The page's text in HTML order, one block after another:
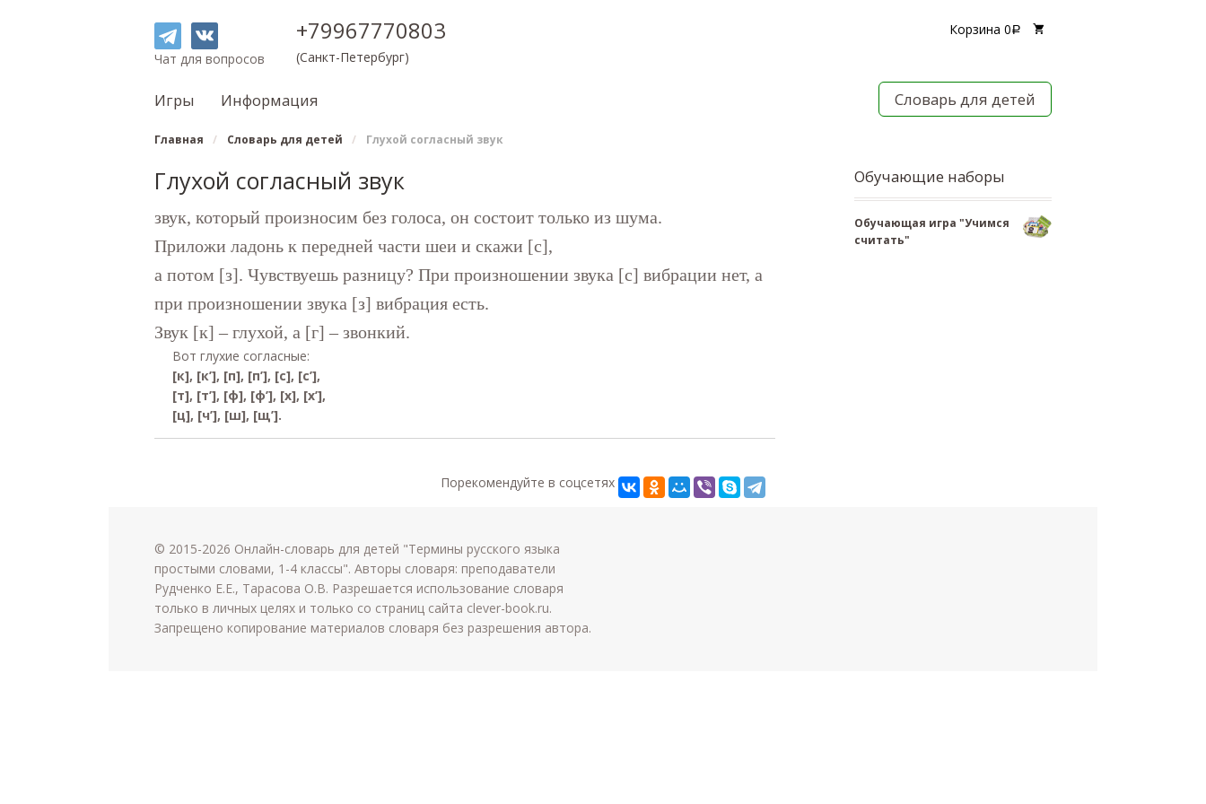
Чат для вопросов
+79967770803
(Санкт-Петербург)
Корзина0 Р
Игры Информация Словарь для детей
Главная / Словарь для детей / Глухой согласный звук
Глухой согласный звук
звук, который произносим без голоса, он состоит только из шума.
Приложи ладонь к передней части шеи и скажи [с],
а потом [з]. Чувствуешь разницу? При произношении звука [с] вибрации нет, а
при произношении звука [з] вибрация есть.
Звук [к] – глухой, а [г] – звонкий.
Вот глухие согласные:
[к], [к’], [п], [п’], [с], [с’],
[т], [т’], [ф], [ф’], [х], [х’],
[ц], [ч’], [ш], [щ’].
Обучающие наборы
Обучающая игра "Учимся
считать"
Порекомендуйте в соцсетях
© 2015-2026 Онлайн-словарь для детей "Термины русского языка
простыми словами, 1-4 классы". Авторы словаря: преподаватели
Рудченко Е.Е., Тарасова О.В. Разрешается использование словаря
только в личных целях и только со страниц сайта clever-book.ru.
Запрещено копирование материалов словаря без разрешения автора.